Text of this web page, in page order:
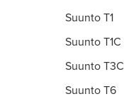
Suunto T1
Suunto T1C
Suunto T3C
Suunto T6